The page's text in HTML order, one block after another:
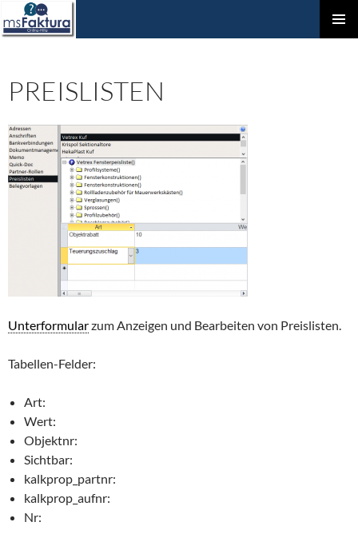
ZUM
PREISLISTEN
Unterformularzum Anzeigen und Bearbeiten von Preislisten.
Tabellen-Felder:
Art:
Wert:
Objektnr:
Sichtbar:
kalkprop_partnr:
kalkprop_aufnr:
Nr: